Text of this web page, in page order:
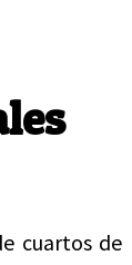
cuartos de